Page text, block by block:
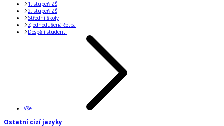
1. stupeň ZŠ
2. stupeň ZŠ
Střední školy
Zjednodušená četba
Dospělí studenti
Vše
Ostatní cizí jazyky